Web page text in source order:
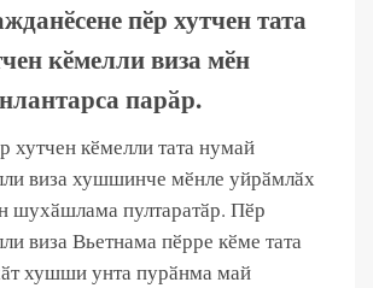
пӗр хутчен тата
кӗмелли виза мӗн
парӑр.
хутчен кӗмелли тата нумай
виза хушшинче мӗнле уйрӑмлӑх
шухӑшлама пултаратӑр. Пӗр
виза Вьетнама пӗрре кӗме тата
хушши унта пурӑнма май